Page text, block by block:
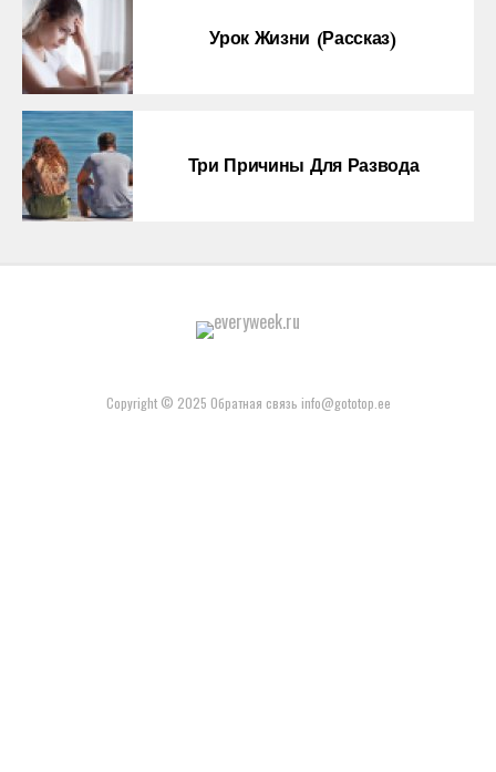
Урок Жизни (рассказ)
Три Причины Для Развода
Copyright © 2025 Обратная связь info@gototop.ee